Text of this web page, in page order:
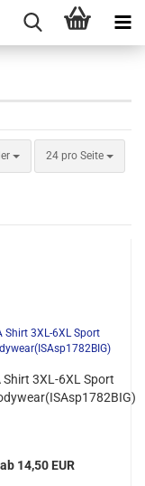
24 pro Seite
pro Seite
Shirt 3XL-6XL Sport
ab 14,50 EUR